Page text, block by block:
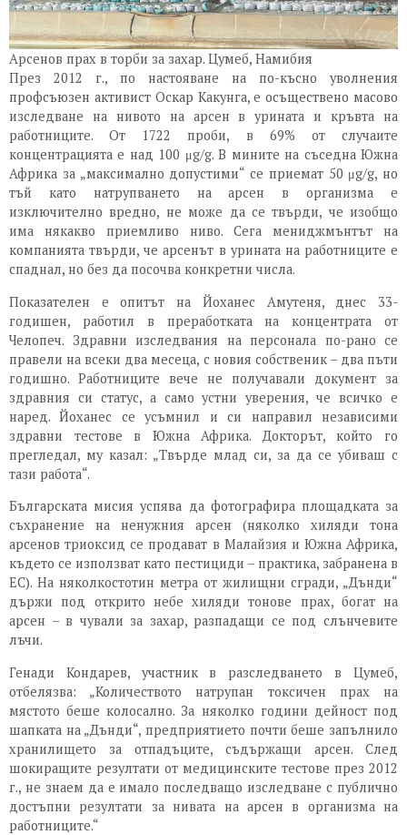
Арсенов прах в торби за захар. Цумеб, Намибия
През 2012 г., по настояване на по-късно уволнения
профсъюзен активист Оскар Какунга, е осъществено масово
изследване на нивото на арсен в урината и кръвта на
работниците. От 1722 проби, в 69% от случаите
концентрацията е над 100 μg/g. В мините на съседна Южна
Африка за „максимално допустими“ се приемат 50 μg/g, но
тъй като натрупването на арсен в организма е
изключително вредно, не може да се твърди, че изобщо
има някакво приемливо ниво. Сега мениджмънтът на
компанията твърди, че арсенът в урината на работниците е
спаднал, но без да посочва конкретни числа.
Показателен е опитът на Йоханес Амутеня, днес 33-
годишен, работил в преработката на концентрата от
Челопеч. Здравни изследвания на персонала по-рано се
правели на всеки два месеца, с новия собственик – два пъти
годишно. Работниците вече не получавали документ за
здравния си статус, а само устни уверения, че всичко е
наред. Йоханес се усъмнил и си направил независими
здравни тестове в Южна Африка. Докторът, който го
прегледал, му казал: „Твърде млад си, за да се убиваш с
тази работа“.
Българската мисия успява да фотографира площадката за
съхранение на ненужния арсен (няколко хиляди тона
арсенов триоксид се продават в Малайзия и Южна Африка,
където се използват като пестициди – практика, забранена в
ЕС). На няколкостотин метра от жилищни сгради, „Дънди“
държи под открито небе хиляди тонове прах, богат на
арсен – в чували за захар, разпадащи се под слънчевите
лъчи.
Генади Кондарев, участник в разследването в Цумеб,
отбелязва: „Количеството натрупан токсичен прах на
мястото беше колосално. За няколко години дейност под
шапката на „Дънди“, предприятието почти беше запълнило
хранилището за отпадъците, съдържащи арсен. След
шокиращите резултати от медицинските тестове през 2012
г., не знаем да е имало последващо изследване с публично
достъпни резултати за нивата на арсен в организма на
работниците.“